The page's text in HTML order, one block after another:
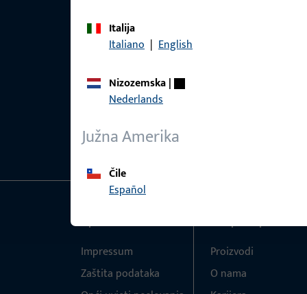
Italija
Italiano | English
Nizozemska|
Nederlands
Južna Amerika
Čile
Español
Općenito
Impressum
Zaštita podataka
Brzi pristup
Proizvodi
O nama